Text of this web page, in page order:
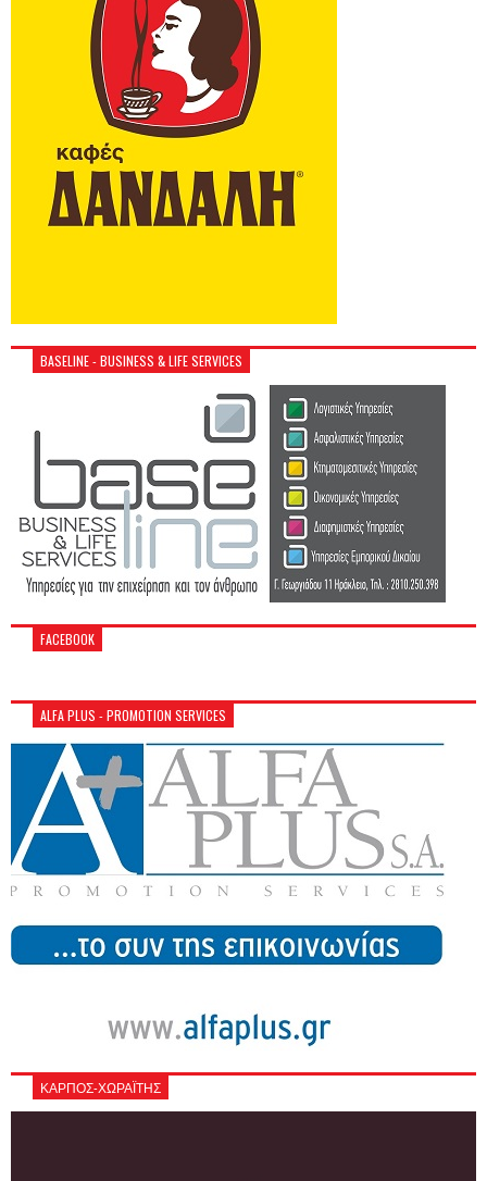
BASELINE - BUSINESS & LIFE SERVICES
FACEBOOK
ALFA PLUS - PROMOTION SERVICES
ΚΑΡΠΟΣ-ΧΩΡΑΪΤΗΣ